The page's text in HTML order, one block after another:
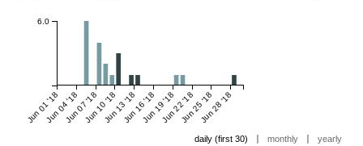
Jun 01 '18Jun 04 '18Jun 07 '18Jun 10 '18Jun 13 '18Jun 16 '18Jun 19 '18Jun 22 '18Jun 25 '18Jun 28 '18
6.0
daily (first 30) | monthly | yearly